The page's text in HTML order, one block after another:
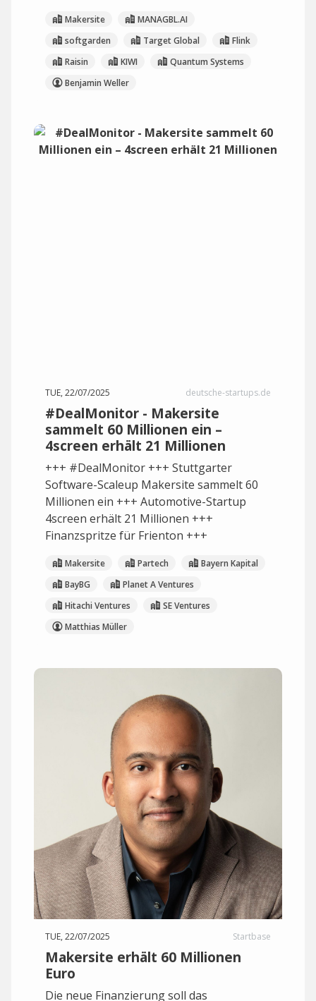
Makersite
MANAGBL.AI
softgarden
Target Global
Flink
Raisin
KIWI
Quantum Systems
Benjamin Weller
TUE, 22/07/2025 deutsche-startups.de
#DealMonitor - Makersite
sammelt 60 Millionen ein –
4screen erhält 21 Millionen
+++ #DealMonitor +++ Stuttgarter
Software-Scaleup Makersite sammelt 60
Millionen ein +++ Automotive-Startup
4screen erhält 21 Millionen +++
Finanzspritze für Frienton +++
Makersite Partech
Bayern Kapital
BayBG
Planet A Ventures
Hitachi Ventures
SE Ventures
Matthias Müller
TUE, 22/07/2025 Startbase
Makersite erhält 60 Millionen
Euro
Die neue Finanzierung soll das